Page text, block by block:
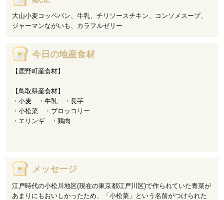
大山小麦コッペパン、牛乳、チリソースチキン、コンソメスープ、
ジャーマンながいも、カラフルゼリー
今日の地産食材
【鹿野町産食材】
【鳥取県産食材】
・小麦 ・牛乳 ・長芋
・小松菜 ・ブロッコリー
・エリンギ ・鶏肉
メッセージ
江戸時代の小松川地区(現在の東京都江戸川区)で作られていた青菜が
あまりにもおいしかったため、「小松菜」という名前がつけられた